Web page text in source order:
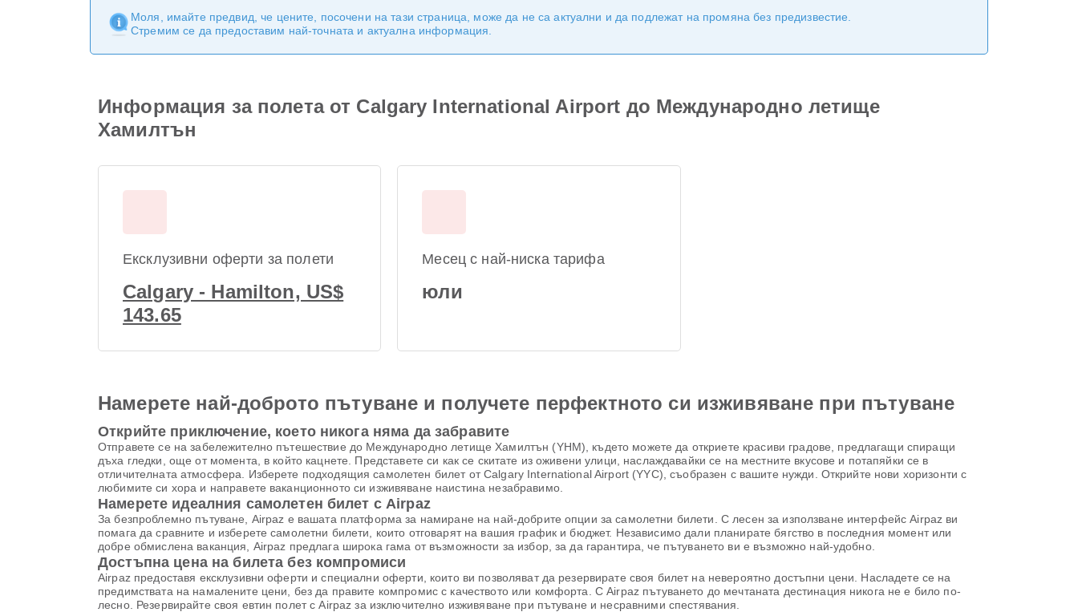
Моля, имайте предвид, че цените, посочени на тази страница, може да не са актуални и да подлежат на промяна без предизвестие.
Стремим се да предоставим най-точната и актуална информация.
Информация за полета от Calgary International Airport до Международно летище
Хамилтън
Ексклузивни оферти за полети
Calgary - Hamilton, US$
143.65
Месец с най-ниска тарифа
юли
Намерете най-доброто пътуване и получете перфектното си изживяване при пътуване
Открийте приключение, което никога няма да забравите
Отправете се на забележително пътешествие до Международно летище Хамилтън (YHM), където можете да откриете красиви градове, предлагащи спиращи
дъха гледки, още от момента, в който кацнете. Представете си как се скитате из оживени улици, наслаждавайки се на местните вкусове и потапяйки се в
отличителната атмосфера. Изберете подходящия самолетен билет от Calgary International Airport (YYC), съобразен с вашите нужди. Открийте нови хоризонти с
любимите си хора и направете ваканционното си изживяване наистина незабравимо.
Намерете идеалния самолетен билет с Airpaz
За безпроблемно пътуване, Airpaz е вашата платформа за намиране на най-добрите опции за самолетни билети. С лесен за използване интерфейс Airpaz ви
помага да сравните и изберете самолетни билети, които отговарят на вашия график и бюджет. Независимо дали планирате бягство в последния момент или
добре обмислена ваканция, Airpaz предлага широка гама от възможности за избор, за да гарантира, че пътуването ви е възможно най-удобно.
Достъпна цена на билета без компромиси
Airpaz предоставя ексклузивни оферти и специални оферти, които ви позволяват да резервирате своя билет на невероятно достъпни цени. Насладете се на
предимствата на намалените цени, без да правите компромис с качеството или комфорта. С Airpaz пътуването до мечтаната дестинация никога не е било по-
лесно. Резервирайте своя евтин полет с Airpaz за изключително изживяване при пътуване и несравними спестявания.